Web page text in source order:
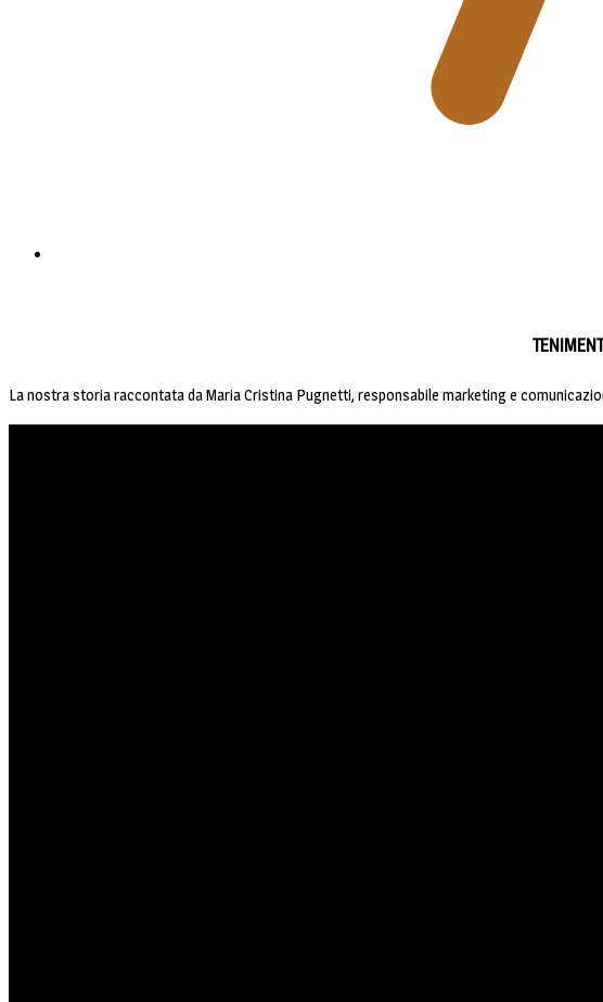
La nostra storia raccontata da Maria Cristina Pugnetti, responsabile marketing e